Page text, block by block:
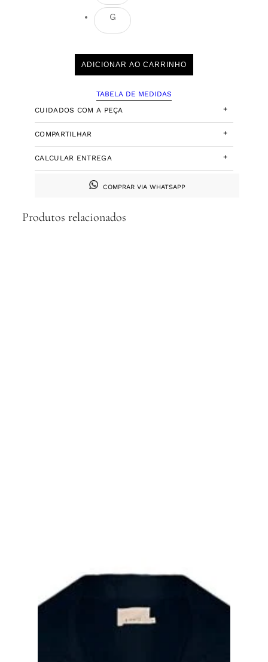
G
ADICIONAR AO CARRINHO
TABELA DE MEDIDAS
CUIDADOS COM A PEÇA
+
COMPARTILHAR +
CALCULAR ENTREGA +
COMPRAR VIA WHATSAPP
Produtos relacionados